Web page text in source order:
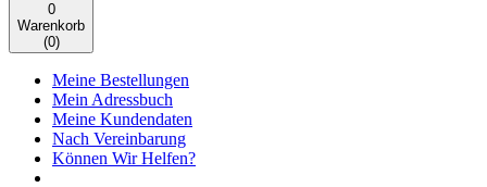
0
Warenkorb
(0)
Meine Bestellungen
Mein Adressbuch
Meine Kundendaten
Nach Vereinbarung
Können Wir Helfen?